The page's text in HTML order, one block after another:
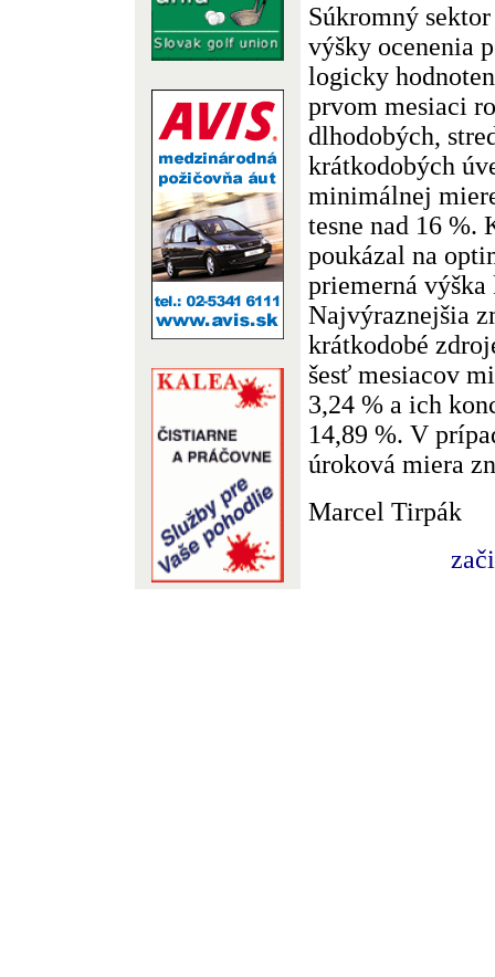
Súkromný
výšky ocenenia
logicky
prvom mesiaci
dlhodobých,
krátkodobých
minimálnej
tesne nad 16 %.
poukázal na
priemerná výška
Najvýraznejšia
krátkodobé
šesť mesiacov
3,24 % a ich
14,89 %. V
úroková miera
Marcel Tirpák